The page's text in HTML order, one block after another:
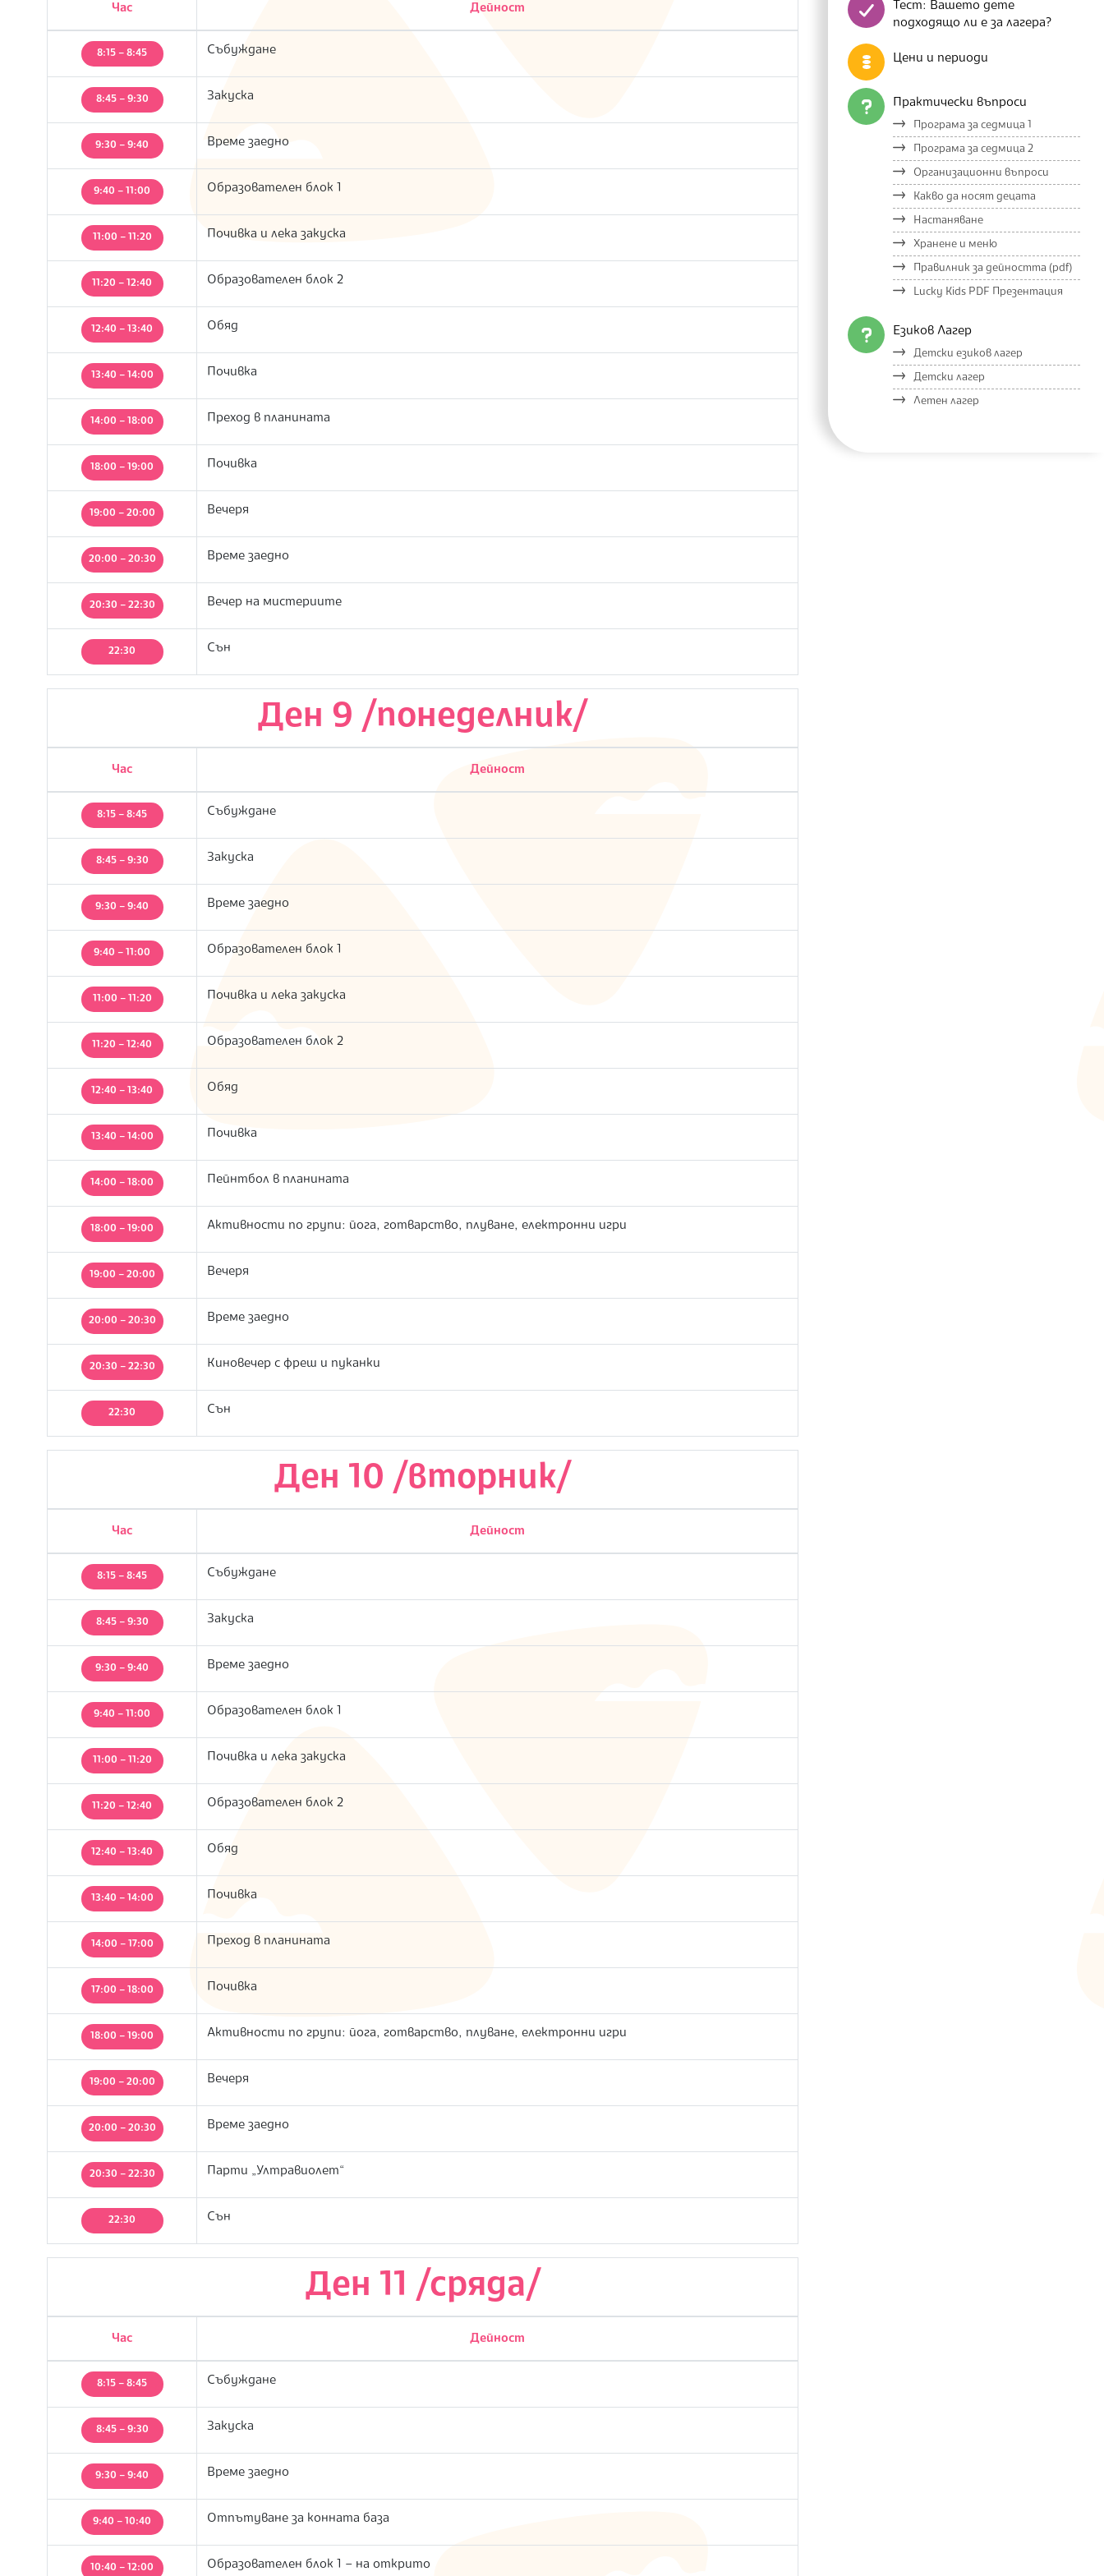
S
Час Дейност
8:15 – 8:45 Събуждане
8:45 – 9:30 Закуска
9:30 – 9:40 Време заедно
9:40 – 11:00 Образователен блок 1
11:00 – 11:20 Почивка и лека закуска
11:20 – 12:40 Образователен блок 2
12:40 – 13:40 Обяд
13:40 – 14:00 Почивка
14:00 – 18:00 Преход в планината
18:00 – 19:00 Почивка
19:00 – 20:00 Вечеря
20:00 – 20:30 Време заедно
20:30 – 22:30 Вечер на мистериите
22:30 Сън
Ден 9 /понеделник/
Час Дейност
8:15 – 8:45 Събуждане
8:45 – 9:30 Закуска
9:30 – 9:40 Време заедно
9:40 – 11:00 Образователен блок 1
11:00 – 11:20 Почивка и лека закуска
11:20 – 12:40 Образователен блок 2
12:40 – 13:40 Обяд
13:40 – 14:00 Почивка
14:00 – 18:00 Пейнтбол в планината
18:00 – 19:00 Активности по групи: йога, готварство, плуване, електронни игри
19:00 – 20:00 Вечеря
20:00 – 20:30 Време заедно
20:30 – 22:30 Киновечер с фреш и пуканки
22:30 Сън
Ден 10 /вторник/
Час Дейност
8:15 – 8:45 Събуждане
8:45 – 9:30 Закуска
9:30 – 9:40 Време заедно
9:40 – 11:00 Образователен блок 1
11:00 – 11:20 Почивка и лека закуска
11:20 – 12:40 Образователен блок 2
12:40 – 13:40 Обяд
13:40 – 14:00 Почивка
14:00 – 17:00 Преход в планината
17:00 – 18:00 Почивка
18:00 – 19:00 Активности по групи: йога, готварство, плуване, електронни игри
19:00 – 20:00 Вечеря
20:00 – 20:30 Време заедно
20:30 – 22:30 Парти „Ултравиолет“
22:30 Сън
Ден 11 /сряда/
Час Дейност
8:15 – 8:45 Събуждане
8:45 – 9:30 Закуска
9:30 – 9:40 Време заедно
9:40 – 10:40 Отпътуване за конната база
10:40 – 12:00 Образователен блок 1 – на открито
Тест: Вашето дете
подходящо ли е за лагера?
Цени и периоди
Практически въпроси
Програма за седмица 1
Програма за седмица 2
Организационни въпроси
Какво да носят децата
Настаняване
Хранене и меню
Правилник за дейността (pdf)
Lucky Kids PDF Презентация
Езиков Лагер
Детски езиков лагер
Детски лагер
Летен лагер